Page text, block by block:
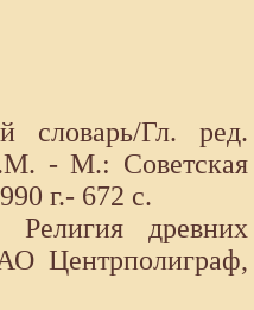
словарь/Гл. ред.
- М.: Советская
г.- 672 с.
древних
Центрполиграф,